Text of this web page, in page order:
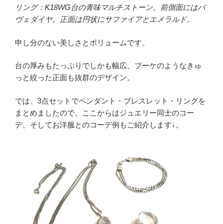
リング：K18WG台の青味マルチストーン。前側面にはパ
ヴェダイヤ。正面は円状にサファイアとエメラルド。
申し分のない美しさとボリュームです。
台の厚みもたっぷりでしかも幅広、ブーケのようなきゅ
っと絞った正面も抜群のデザイン。
では、3点セットでペンダント・ブレスレット・リングを
まとめましたので、ここからはジュエリー同士のコー
デ、そしてお洋服とのコーデ例もご紹介します↓。